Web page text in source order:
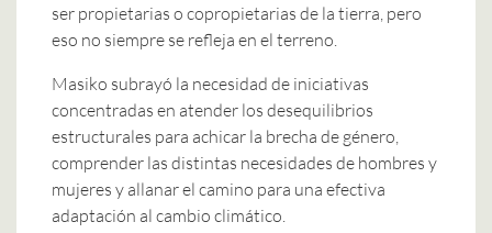
ser propietarias o copropietarias de la tierra, pero
eso no siempre se refleja en el terreno.
Masiko subrayó la necesidad de iniciativas
concentradas en atender los desequilibrios
estructurales para achicar la brecha de género,
comprender las distintas necesidades de hombres y
mujeres y allanar el camino para una efectiva
adaptación al cambio climático.